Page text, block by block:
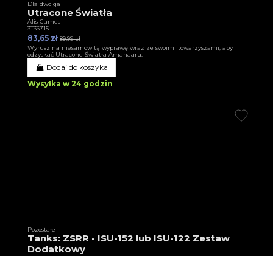
Dla dwojga
Utracone Światła
Alis Games
3T36715
83,65 zł 89,99 zł
Wyrusz na niesamowitą wyprawę wraz ze swoimi towarzyszami, aby
odzyskać Utracone Światła Amanaaru.
Dodaj do koszyka
Wysyłka w 24 godzin
Pozostałe
Tanks: ZSRR - ISU-152 lub ISU-122 Zestaw
Dodatkowy